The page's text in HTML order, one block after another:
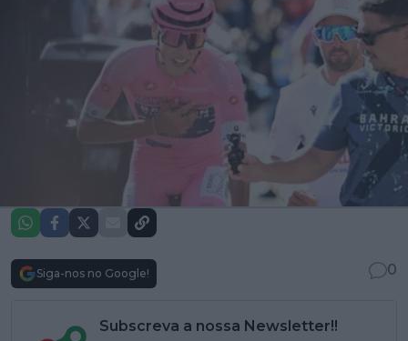
Siga-nos no Google! 0
Subscreva a nossa Newsletter!!